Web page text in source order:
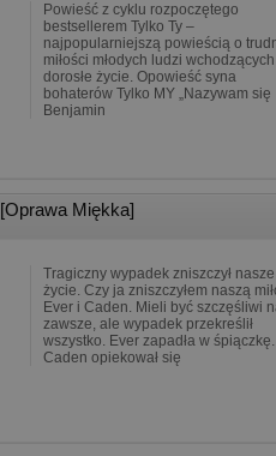
Powieść z cyklu rozpoczętego
bestsellerem Tylko Ty –
najpopularniejszą powieścią o
miłości młodych ludzi
dorosłe życie. Opowieść syna
bohaterów Tylko MY „Nazywam się
Benjamin
[Oprawa Miękka]
Tragiczny wypadek zniszczył nasze
życie. Czy ja zniszczyłem naszą
Ever i Caden. Mieli być szczęśliwi
zawsze, ale wypadek przekreślił
wszystko. Ever zapadła w śpiączkę.
Caden opiekował się